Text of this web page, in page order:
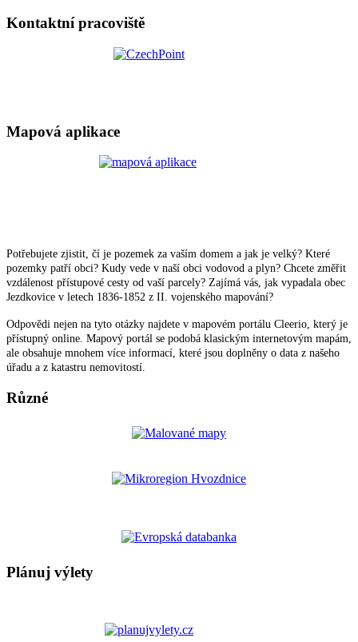
Kontaktní pracoviště
Mapová aplikace
Potřebujete zjistit, čí je pozemek za vaším domem a jak je velký? Které
pozemky patří obci? Kudy vede v naší obci vodovod a plyn? Chcete změřit
vzdálenost přístupové cesty od vaší parcely? Zajímá vás, jak vypadala obec
Jezdkovice v letech 1836-1852 z II. vojenského mapování?
Odpovědi nejen na tyto otázky najdete v mapovém portálu Cleerio, který je
přístupný online. Mapový portál se podobá klasickým internetovým mapám,
ale obsahuje mnohem více informací, které jsou doplněny o data z našeho
úřadu a z katastru nemovitostí.
Různé
Plánuj výlety